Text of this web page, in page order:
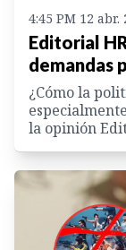
4:45 PM 12 abr.
Editorial
demandas
¿Cómo la
la opinión